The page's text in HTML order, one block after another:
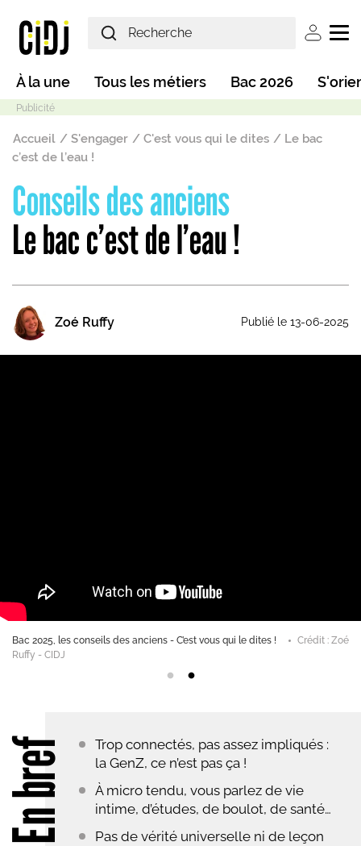
User
Main navigation
À la une Tous les métiers Bac 2026
Mode sombre
Fil d'Ariane
Accueil S'engager C'est vous qui le dites
Le bac
c’est de l’eau !
Conseils des anciens
Le bac c’est de l’eau !
Zoé Ruffy Publié le 13-06-2025
bref
Trop connectés, pas assez impliqués :
la GenZ, ce n’est pas ça !
À micro tendu, vous parlez de vie
intime, d’études, de boulot, de santé…
Pas de vérité universelle ni de leçon
Bac 2025, les conseils des anciens - C’est vous qui le dites !
Crédit : Zoé
Ruffy - CIDJ